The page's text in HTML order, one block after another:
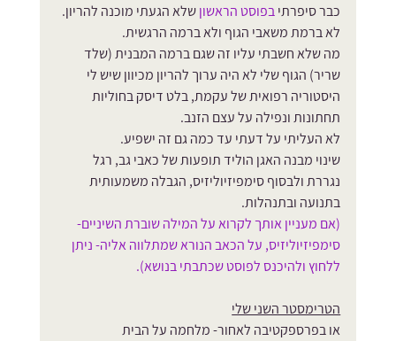
כבר סיפרתי בפוסט הראשון שלא הגעתי מוכנה להריון.
לא ברמת משאבי הגוף ולא ברמה הרגשית.
מה שלא חשבתי עליו זה שגם ברמה המבנית (שלד
שריר) הגוף שלי לא היה ערוך להריון מכיוון שיש לי
היסטוריה רפואית של עקמת, בלט דיסק בחוליות
תחתונות ונפילה על עצם הזנב.
לא העליתי על דעתי עד כמה גם זה ישפיע.
שינוי מבנה האגן הוליד תופעות של כאבי גב, רגל
נגררת ולבסוף סימפיזיוליזיס, הגבלה משמעותית
בתנועה ובתנהלות.
(אם מעניין אותך לקרוא על המילה שוברת השיניים-
סימפיזיוליזיס, על הכאב הנורא שמתלווה אליה- ניתן
ללחוץ ולהיכנס לפוסט שכתבתי בנושא).
הטרימסטר השני שלי
או בפרספקטיבה לאחור- מלחמה על הבית